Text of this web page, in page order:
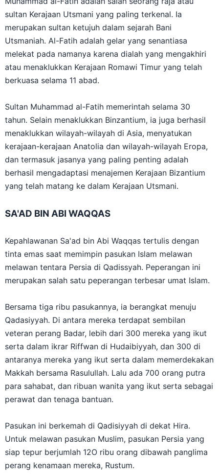
Muhammad al-Fatih adalah salah seorang raja atau
sultan Kerajaan Utsmani yang paling terkenal. Ia
merupakan sultan ketujuh dalam sejarah Bani
Utsmaniah. Al-Fatih adalah gelar yang senantiasa
melekat pada namanya karena dialah yang mengakhiri
atau menaklukkan Kerajaan Romawi Timur yang telah
berkuasa selama 11 abad.
Sultan Muhammad al-Fatih memerintah selama 30
tahun. Selain menaklukkan Binzantium, ia juga berhasil
menaklukkan wilayah-wilayah di Asia, menyatukan
kerajaan-kerajaan Anatolia dan wilayah-wilayah Eropa,
dan termasuk jasanya yang paling penting adalah
berhasil mengadaptasi menajemen Kerajaan Bizantium
yang telah matang ke dalam Kerajaan Utsmani.
SA'AD BIN ABI WAQQAS
Kepahlawanan Sa'ad bin Abi Waqqas tertulis dengan
tinta emas saat memimpin pasukan Islam melawan
melawan tentara Persia di Qadissyah. Peperangan ini
merupakan salah satu peperangan terbesar umat Islam.
Bersama tiga ribu pasukannya, ia berangkat menuju
Qadasiyyah. Di antara mereka terdapat sembilan
veteran perang Badar, lebih dari 300 mereka yang ikut
serta dalam ikrar Riffwan di Hudaibiyyah, dan 300 di
antaranya mereka yang ikut serta dalam memerdekakan
Makkah bersama Rasulullah. Lalu ada 700 orang putra
para sahabat, dan ribuan wanita yang ikut serta sebagai
perawat dan tenaga bantuan.
Pasukan ini berkemah di Qadisiyyah di dekat Hira.
Untuk melawan pasukan Muslim, pasukan Persia yang
siap tepur berjumlah 12O ribu orang dibawah panglima
perang kenamaan mereka, Rustum.